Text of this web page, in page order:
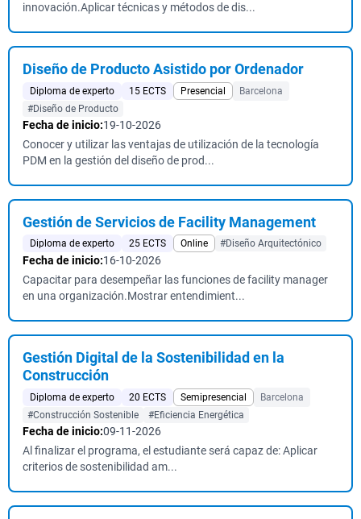
innovación.Aplicar técnicas y métodos de dis...
Diseño de Producto Asistido por Ordenador
Diploma de experto 15 ECTS Presencial
Barcelona
#Diseño de Producto
Fecha de inicio:19-10-2026
Conocer y utilizar las ventajas de utilización de la tecnología
PDM en la gestión del diseño de prod...
Gestión de Servicios de Facility Management
Diploma de experto 25 ECTS Online #Diseño Arquitectónico
Fecha de inicio:16-10-2026
Capacitar para desempeñar las funciones de facility manager
en una organización.Mostrar entendimient...
Gestión Digital de la Sostenibilidad en la
Construcción
Diploma de experto 20 ECTS Semipresencial
Barcelona
#Construcción Sostenible
#Eficiencia Energética
Fecha de inicio:09-11-2026
Al finalizar el programa, el estudiante será capaz de: Aplicar
criterios de sostenibilidad am...